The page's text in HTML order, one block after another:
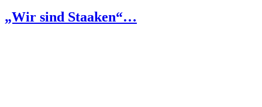
„Wir sind Staaken“…